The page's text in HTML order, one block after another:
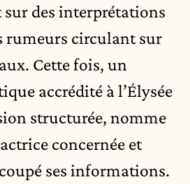
des interprétations
rumeurs circulant sur
Cette fois, un
accrédité à l’Élysée
structurée, nomme
concernée et
ses informations.